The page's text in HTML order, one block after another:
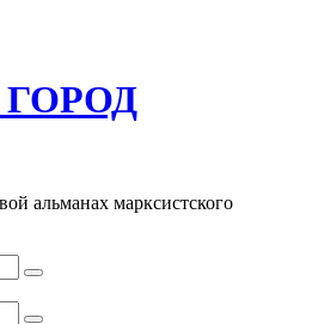
альманах марксистского